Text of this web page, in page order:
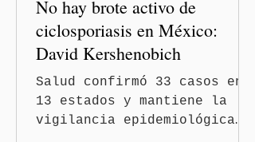
No hay brote activo de
ciclosporiasis en México:
David Kershenobich
Salud confirmó 33 casos en
13 estados y mantiene la
vigilancia epidemiológica